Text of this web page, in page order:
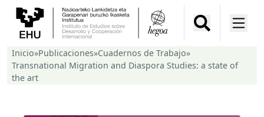
Inicio»Publicaciones»Cuadernos de Trabajo»
Transnational Migration and Diaspora Studies: a state of
the art